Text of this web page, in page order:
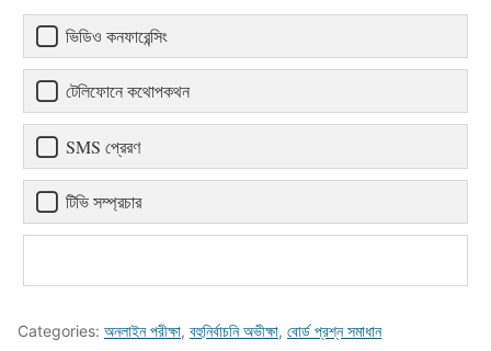
ভিডিও কনফারেন্সিং
টেলিফোনে কথোপকথন
SMS প্রেরণ
টিভি সম্প্রচার
Categories: অনলাইন পরীক্ষা, বহুনির্বাচনি অভীক্ষা, বোর্ড প্রশ্ন সমাধান